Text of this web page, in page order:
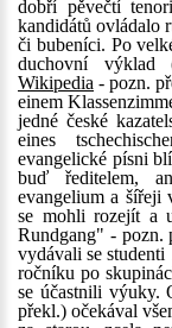
dobří pěvečtí
kandidátů ovládalo
či bubeníci. Po
duchovní
Wikipedia - pozn.
einem
jedné české
eines
evangelické písni
buď ředitelem,
evangelium a šířeji
se mohli rozejít a
Rundgang" - pozn.
vydávali se
ročníku po
se účastnili výuky.
překl.) očekával